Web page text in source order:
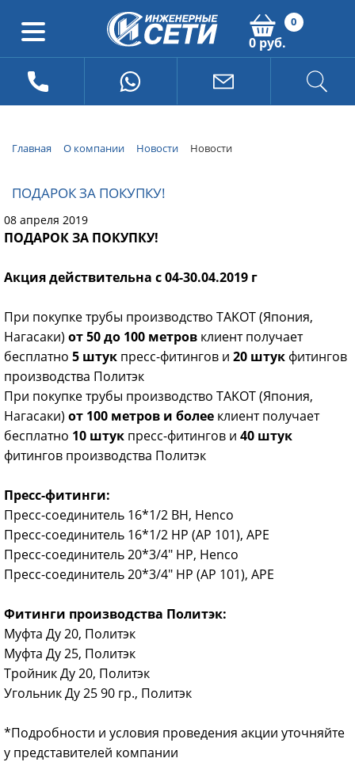
0
0 руб.
Главная О компании Новости Новости
ПОДАРОК ЗА ПОКУПКУ!
08 апреля 2019
ПОДАРОК ЗА ПОКУПКУ!
Акция действительна с 04-30.04.2019 г
При покупке трубы производство TAKOT (Япония,
Нагасаки) от 50 до 100 метров клиент получает
бесплатно 5 штук пресс-фитингов и 20 штук фитингов
производства Политэк
При покупке трубы производство TAKOT (Япония,
Нагасаки) от 100 метров и более клиент получает
бесплатно 10 штук пресс-фитингов и 40 штук
фитингов производства Политэк
Пресс-фитинги:
Пресс-соединитель 16*1/2 ВН, Henco
Пресс-соединитель 16*1/2 НР (АР 101), АРЕ
Пресс-соединитель 20*3/4" НР, Henco
Пресс-соединитель 20*3/4" НР (АР 101), АРЕ
Фитинги производства Политэк:
Муфта Ду 20, Политэк
Муфта Ду 25, Политэк
Тройник Ду 20, Политэк
Угольник Ду 25 90 гр., Политэк
*Подробности и условия проведения акции уточняйте
у представителей компании